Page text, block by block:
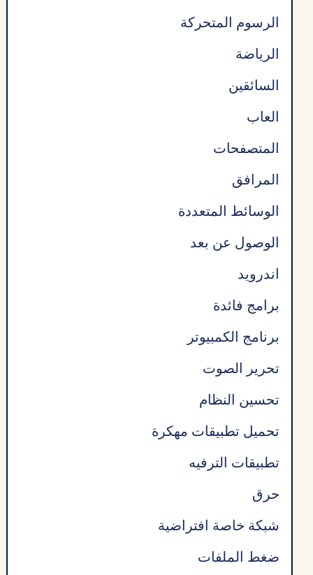
الرسوم المتحركة
الرياضة
السائقين
العاب
المتصفحات
المرافق
الوسائط المتعددة
الوصول عن بعد
اندرويد
برامج فائدة
برنامج الكمبيوتر
تحرير الصوت
تحسين النظام
تحميل تطبيقات مهكرة
تطبيقات الترفيه
حرق
شبكة خاصة افتراضية
ضغط الملفات